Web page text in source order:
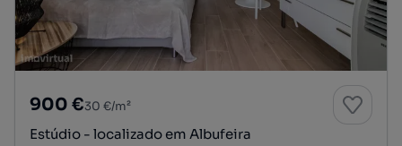
900 €30 €/m²
Estúdio - localizado em Albufeira